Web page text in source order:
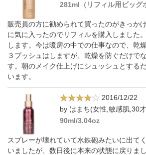
281ml（リフィル用ビッグ
販売員の方に勧められて買ったのがきっか
に気に入ったのでリフィルを購入しました
します。今は暖房の中での仕事なので、乾
３プッシュはしますが、乾燥を防ぐだけで
す。朝のメイク仕上げにシュッシュとする
います。
2016/12/22
by はまち(女性,敏感肌,30
90ml/3.04oz
スプレーが壊れていて水鉄砲みたいに出て
いましたが、数日後に本来の状態に戻りま